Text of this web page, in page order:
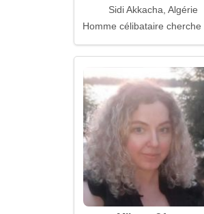
Sidi Akkacha, Algérie
Homme célibataire cherche